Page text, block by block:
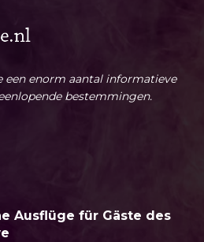
een enorm aantal informatieve
bestemmingen.
Ausflüge für Gäste des